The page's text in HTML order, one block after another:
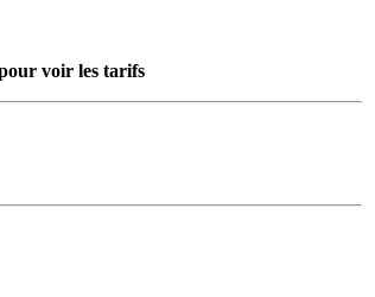
voir les tarifs